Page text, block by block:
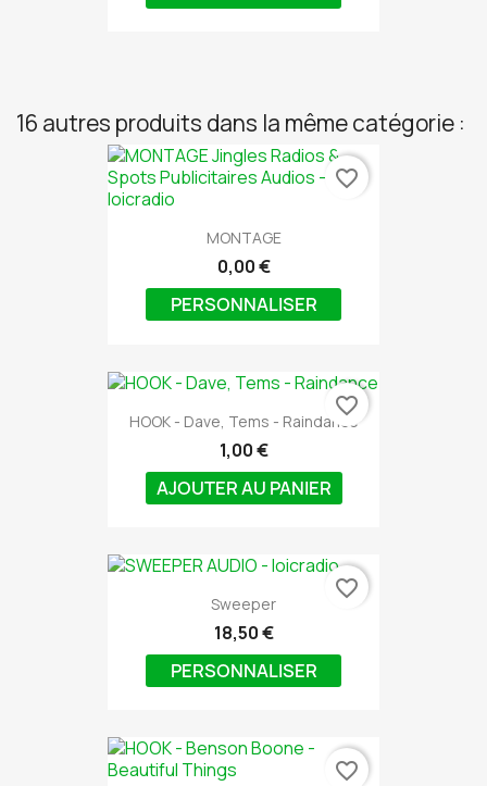
16 autres produits dans la même catégorie :
MONTAGE
0,00 €
PERSONNALISER
favorite_border
HOOK - Dave, Tems - Raindance
1,00 €
AJOUTER AU PANIER
favorite_border
Sweeper
18,50 €
PERSONNALISER
favorite_border
favorite_border